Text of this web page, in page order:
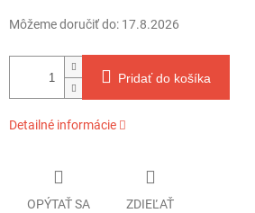
Môžeme doručiť do: 17.8.2026
Pridať do košíka
Detailné informácie
OPÝTAŤ SA ZDIEĽAŤ